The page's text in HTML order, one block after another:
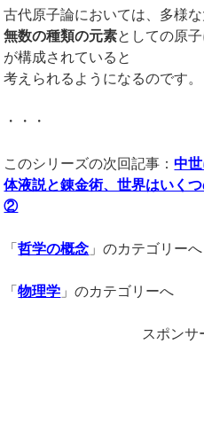
古代原子論においては、多様
無数の種類の元素としての原
が構成されていると
考えられるようになるのです。
・・・
このシリーズの次回記事：中
体液説と錬金術、世界はいく
②
「哲学の概念 」のカテゴリーへ
「物理学 」のカテゴリーへ
スポンサ